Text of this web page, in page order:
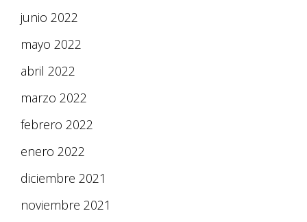
junio 2022
mayo 2022
abril 2022
marzo 2022
febrero 2022
enero 2022
diciembre 2021
noviembre 2021